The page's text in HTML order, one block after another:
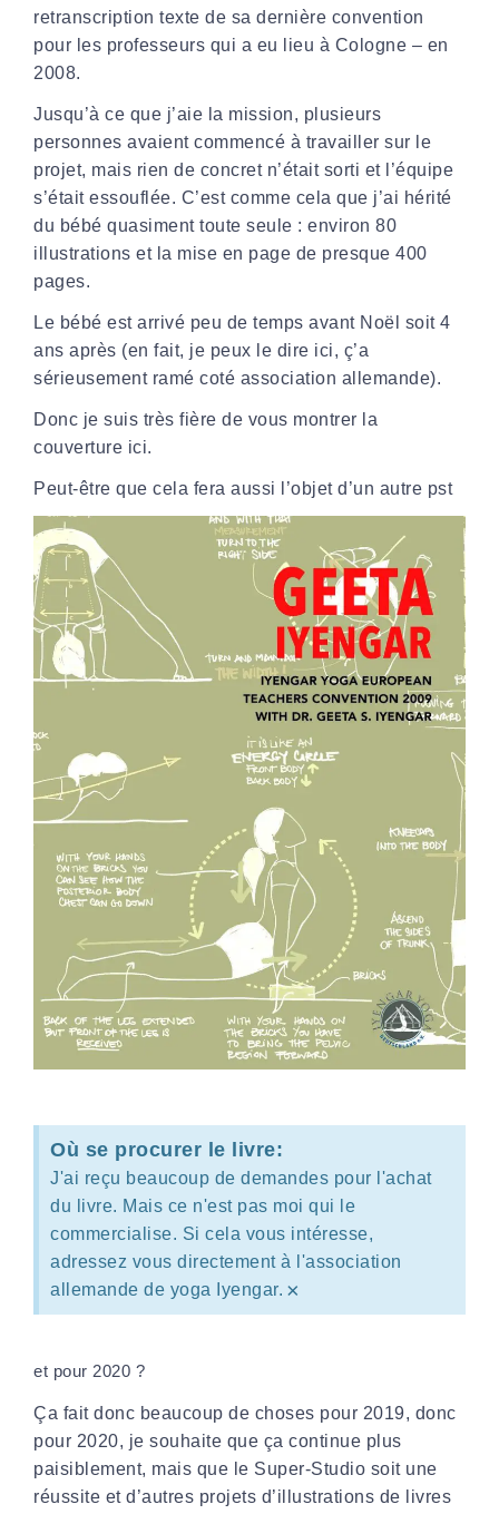
retranscription texte de sa dernière convention
pour les professeurs qui a eu lieu à Cologne – en
2008.
Jusqu’à ce que j’aie la mission, plusieurs
personnes avaient commencé à travailler sur le
projet, mais rien de concret n’était sorti et l’équipe
s’était essouflée. C’est comme cela que j’ai hérité
du bébé quasiment toute seule : environ 80
illustrations et la mise en page de presque 400
pages.
Le bébé est arrivé peu de temps avant Noël soit 4
ans après (en fait, je peux le dire ici, ç’a
sérieusement ramé coté association allemande).
Donc je suis très fière de vous montrer la
couverture ici.
Peut-être que cela fera aussi l’objet d’un autre pst
Où se procurer le livre:
J'ai reçu beaucoup de demandes pour l'achat
du livre. Mais ce n'est pas moi qui le
commercialise. Si cela vous intéresse,
adressez vous directement à l'association
allemande de yoga Iyengar. ×
et pour 2020 ?
Ça fait donc beaucoup de choses pour 2019, donc
pour 2020, je souhaite que ça continue plus
paisiblement, mais que le Super-Studio soit une
réussite et d’autres projets d’illustrations de livres